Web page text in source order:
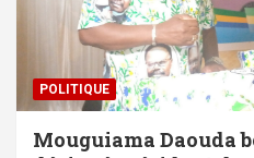
POLITIQUE
Mouguiama Daouda